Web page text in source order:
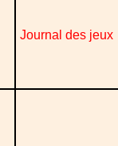
Journal des jeux